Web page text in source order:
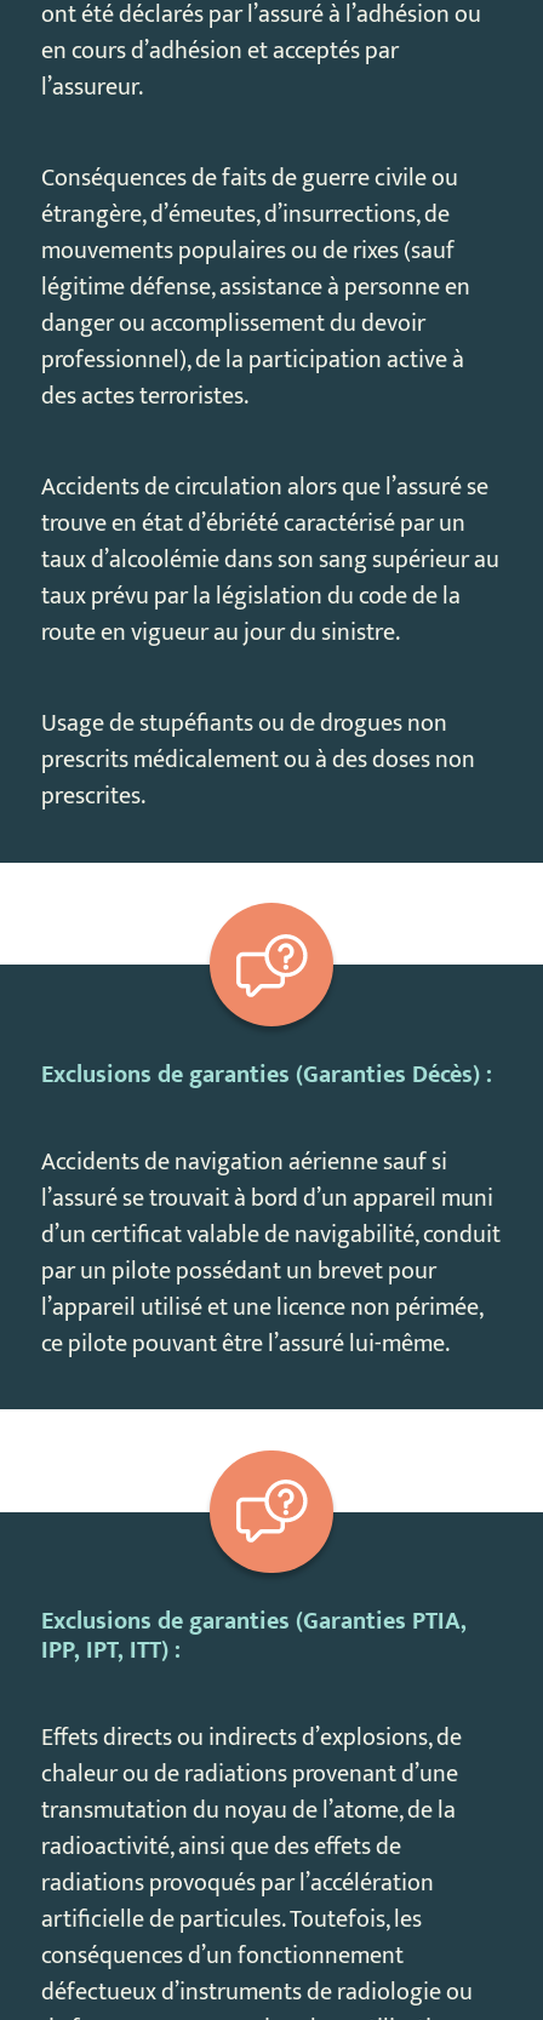
ont été déclarés par l’assuré à l’adhésion ou
en cours d’adhésion et acceptés par
l’assureur.
Conséquences de faits de guerre civile ou
étrangère, d’émeutes, d’insurrections, de
mouvements populaires ou de rixes (sauf
légitime défense, assistance à personne en
danger ou accomplissement du devoir
professionnel), de la participation active à
des actes terroristes.
Accidents de circulation alors que l’assuré se
trouve en état d’ébriété caractérisé par un
taux d’alcoolémie dans son sang supérieur au
taux prévu par la législation du code de la
route en vigueur au jour du sinistre.
Usage de stupéfiants ou de drogues non
prescrits médicalement ou à des doses non
prescrites.
Exclusions de garanties (Garanties Décès) :
Accidents de navigation aérienne sauf si
l’assuré se trouvait à bord d’un appareil muni
d’un certificat valable de navigabilité, conduit
par un pilote possédant un brevet pour
l’appareil utilisé et une licence non périmée,
ce pilote pouvant être l’assuré lui-même.
Exclusions de garanties (Garanties PTIA,
IPP, IPT, ITT) :
Effets directs ou indirects d’explosions, de
chaleur ou de radiations provenant d’une
transmutation du noyau de l’atome, de la
radioactivité, ainsi que des effets de
radiations provoqués par l’accélération
artificielle de particules. Toutefois, les
conséquences d’un fonctionnement
défectueux d’instruments de radiologie ou